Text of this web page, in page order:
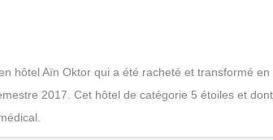
hôtel Aïn Oktor qui a été racheté et transformé en
2017. Cet hôtel de catégorie 5 étoiles et